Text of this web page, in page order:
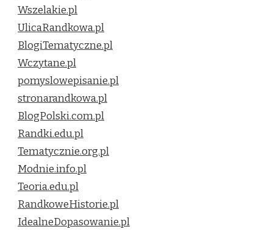
Wszelakie.pl
UlicaRandkowa.pl
BlogiTematyczne.pl
Wczytane.pl
pomyslowepisanie.pl
stronarandkowa.pl
BlogPolski.com.pl
Randki.edu.pl
Tematycznie.org.pl
Modnie.info.pl
Teoria.edu.pl
RandkoweHistorie.pl
IdealneDopasowanie.pl